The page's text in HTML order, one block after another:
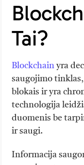
Tai?
Blockchainyra
saugojimo
blokais ir yra
technologija
duomenis be
ir saugi.
Informacija